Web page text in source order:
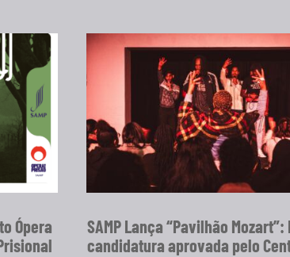
Ópera
SAMP Lança “Pavilhão Mozart”:
candidatura aprovada pelo